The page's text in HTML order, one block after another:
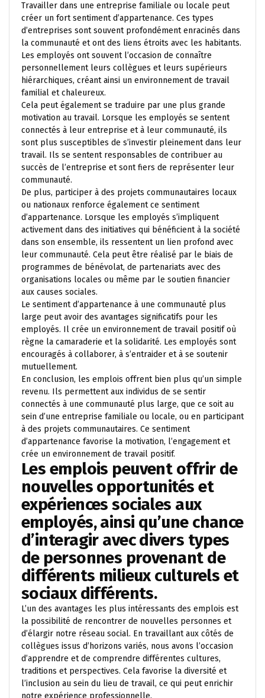
Travailler dans une entreprise familiale ou locale peut
créer un fort sentiment d’appartenance. Ces types
d’entreprises sont souvent profondément enracinés dans
la communauté et ont des liens étroits avec les habitants.
Les employés ont souvent l’occasion de connaître
personnellement leurs collègues et leurs supérieurs
hiérarchiques, créant ainsi un environnement de travail
familial et chaleureux.
Cela peut également se traduire par une plus grande
motivation au travail. Lorsque les employés se sentent
connectés à leur entreprise et à leur communauté, ils
sont plus susceptibles de s’investir pleinement dans leur
travail. Ils se sentent responsables de contribuer au
succès de l’entreprise et sont fiers de représenter leur
communauté.
De plus, participer à des projets communautaires locaux
ou nationaux renforce également ce sentiment
d’appartenance. Lorsque les employés s’impliquent
activement dans des initiatives qui bénéficient à la société
dans son ensemble, ils ressentent un lien profond avec
leur communauté. Cela peut être réalisé par le biais de
programmes de bénévolat, de partenariats avec des
organisations locales ou même par le soutien financier
aux causes sociales.
Le sentiment d’appartenance à une communauté plus
large peut avoir des avantages significatifs pour les
employés. Il crée un environnement de travail positif où
règne la camaraderie et la solidarité. Les employés sont
encouragés à collaborer, à s’entraider et à se soutenir
mutuellement.
En conclusion, les emplois offrent bien plus qu’un simple
revenu. Ils permettent aux individus de se sentir
connectés à une communauté plus large, que ce soit au
sein d’une entreprise familiale ou locale, ou en participant
à des projets communautaires. Ce sentiment
d’appartenance favorise la motivation, l’engagement et
crée un environnement de travail positif.
Les emplois peuvent offrir de
nouvelles opportunités et
expériences sociales aux
employés, ainsi qu’une chance
d’interagir avec divers types
de personnes provenant de
différents milieux culturels et
sociaux différents.
L’un des avantages les plus intéressants des emplois est
la possibilité de rencontrer de nouvelles personnes et
d’élargir notre réseau social. En travaillant aux côtés de
collègues issus d’horizons variés, nous avons l’occasion
d’apprendre et de comprendre différentes cultures,
traditions et perspectives. Cela favorise la diversité et
l’inclusion au sein du lieu de travail, ce qui peut enrichir
notre expérience professionnelle.